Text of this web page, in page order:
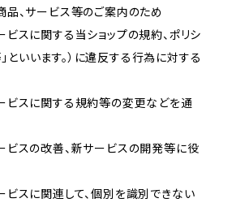
商品、サービス等のご案内のため
ビスに関する当ショップの規約、ポリシ
といいます。）に違反する行為に対する
ービスに関する規約等の変更などを通
ービスの改善、新サービスの開発等に役
ービスに関連して、個別を識別できない